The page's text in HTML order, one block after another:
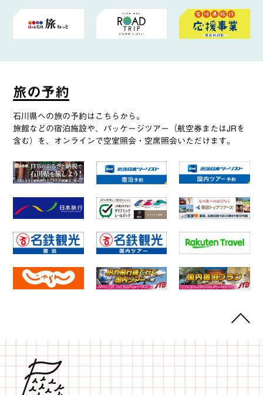
旅の予約
石川県への旅の予約はこちらから。
旅館などの宿泊施設や、パッケージツアー（航空券またはJRを
含む）を、オンラインで空室照会・空席照会いただけます。